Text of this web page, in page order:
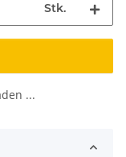
Stk.
...